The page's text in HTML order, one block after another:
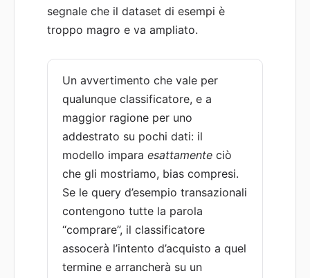
segnale che il dataset di esempi è
troppo magro e va ampliato.
Un avvertimento che vale per
qualunque classificatore, e a
maggior ragione per uno
addestrato su pochi dati: il
modello imparaesattamente ciò
che gli mostriamo, bias compresi.
Se le query d’esempio transazionali
contengono tutte la parola
“comprare”, il classificatore
assocerà l’intento d’acquisto a quel
termine e arrancherà su un